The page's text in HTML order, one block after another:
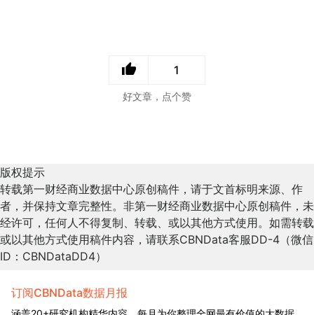
1
好文章，点个赞
版权提示
转载第一财经商业数据中心原创稿件，请于文首标明来源、作
者，并保持文章完整性。非第一财经商业数据中心原创稿件，未
经许可，任何人不得复制、转载、或以其他方式使用。如需转载
或以其他方式使用稿件内容，请联系CBNData客服DD-4（微信
ID：CBNDataDD4）
订阅CBNData数据月报